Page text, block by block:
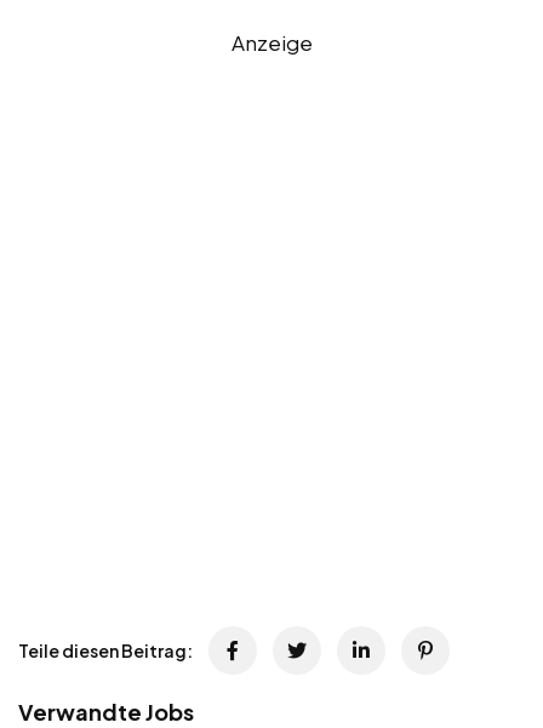
Anzeige
Teile diesen Beitrag:
Verwandte Jobs